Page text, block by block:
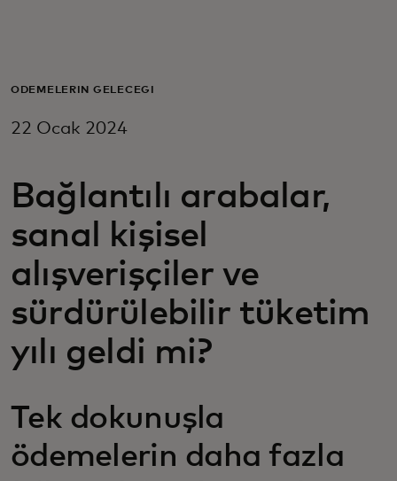
Za biznis
Za inovatore
Novosti i trendovi
ÖDEMELERIN GELECEĞI
22 Ocak 2024
Bağlantılı arabalar,
sanal kişisel
alışverişçiler ve
sürdürülebilir tüketim
yılı geldi mi?
Tek dokunuşla
ödemelerin daha fazla